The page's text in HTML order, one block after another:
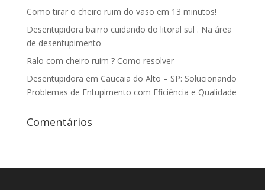
Como tirar o cheiro ruim do vaso em 13 minutos!
Desentupidora bairro cuidando do litoral sul . Na área
de desentupimento
Ralo com cheiro ruim ? Como resolver
Desentupidora em Caucaia do Alto – SP: Solucionando
Problemas de Entupimento com Eficiência e Qualidade
Comentários